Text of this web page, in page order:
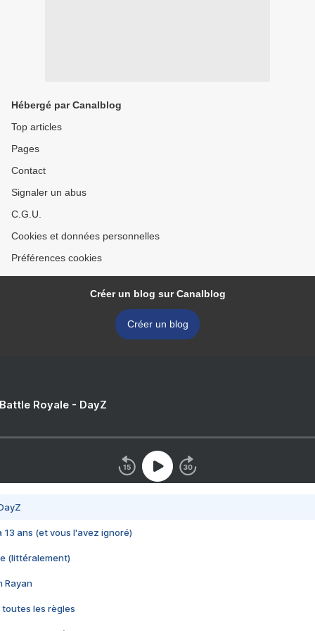
Hébergé par Canalblog
Top articles
Pages
Contact
Signaler un abus
C.G.U.
Cookies et données personnelles
Préférences cookies
Créer un blog sur Canalblog
Créer un blog
Royale - DayZ
13 ans (et vous l'avez ignoré)
(littéralement)
Rayan
toutes les règles